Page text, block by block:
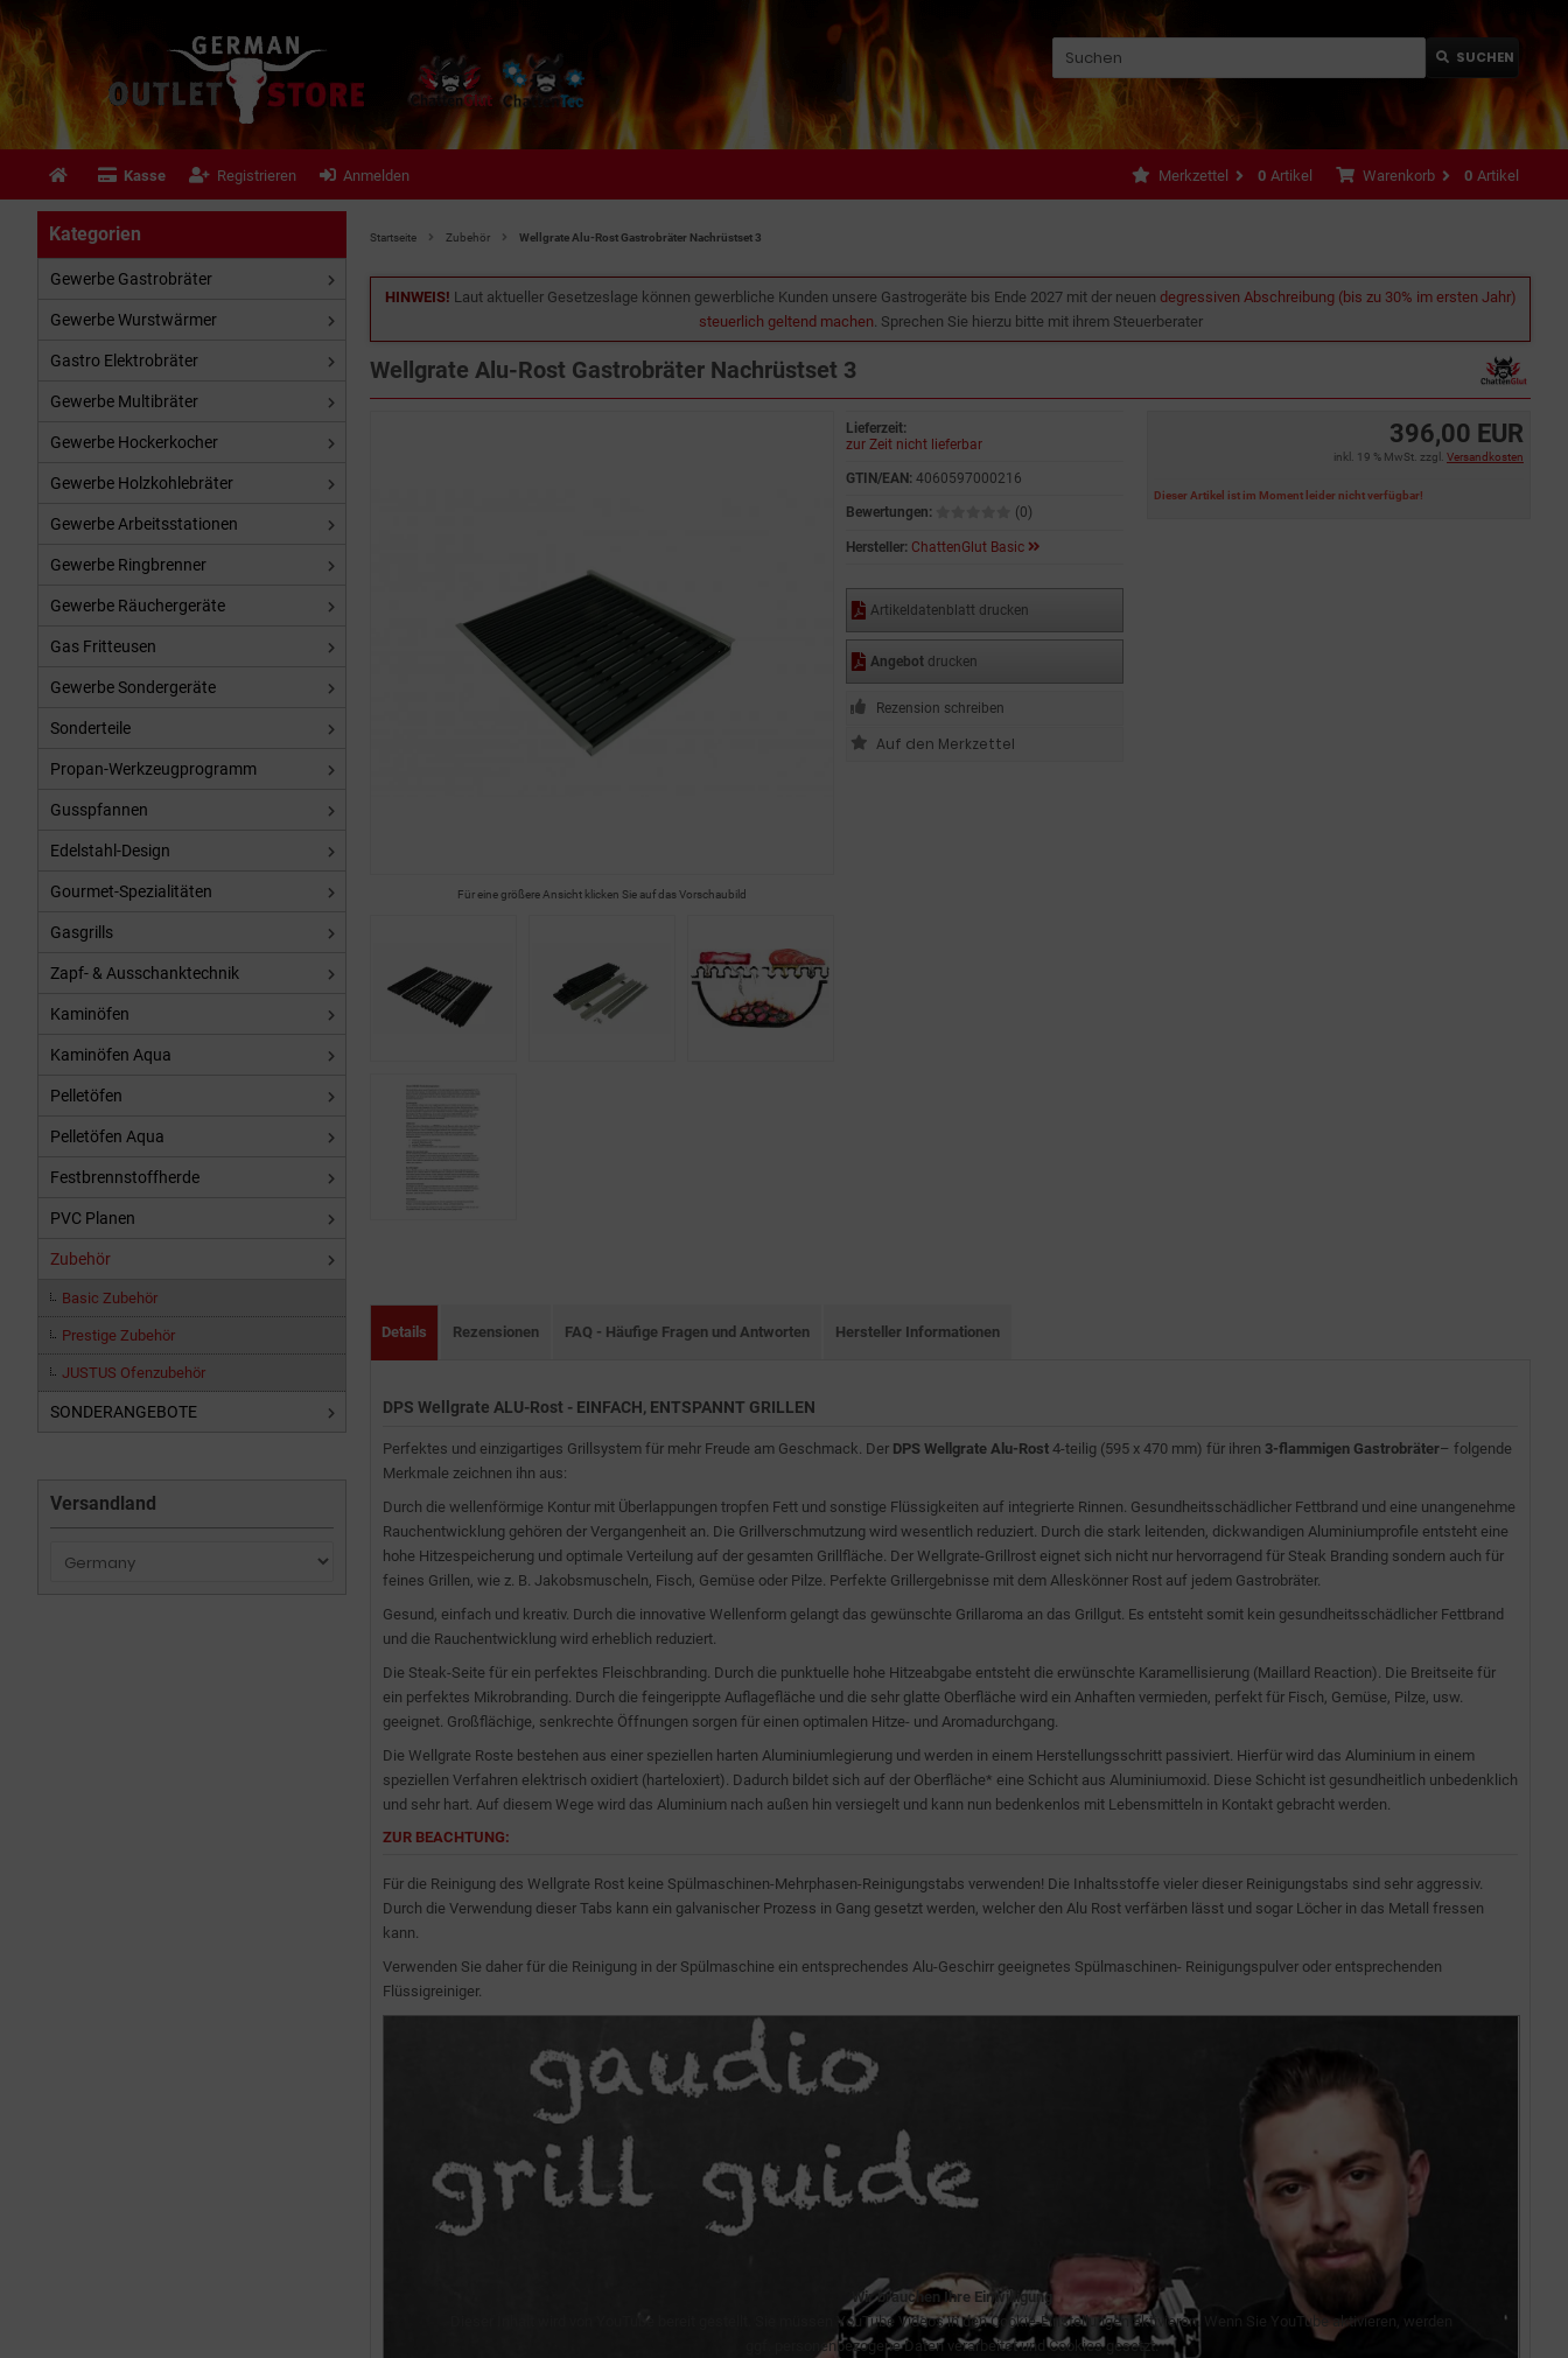
SUCHEN
Kasse Registrieren Anmelden Warenkorb 0 Artikel
Merkzettel 0 Artikel
Startseite Zubehör Wellgrate Alu-Rost Gastrobräter Nachrüstset 3
HINWEIS! Laut aktueller Gesetzeslage können gewerbliche Kunden unsere Gastrogeräte bis Ende 2027 mit der neuen degressiven Abschreibung (bis zu 30% im ersten Jahr)
steuerlich geltend machen. Sprechen Sie hierzu bitte mit ihrem Steuerberater
Wellgrate Alu-Rost Gastrobräter Nachrüstset 3
Für eine größere Ansicht klicken Sie auf das Vorschaubild
396,00 EUR
inkl. 19 % MwSt. zzgl. Versandkosten
Dieser Artikel ist im Moment leider nicht verfügbar!
Lieferzeit:
zur Zeit nicht lieferbar
GTIN/EAN: 4060597000216
Bewertungen: (0)
Hersteller: ChattenGlut Basic
Artikeldatenblatt drucken
Angebotdrucken
Rezension schreiben
Details Rezensionen FAQ - Häufige Fragen und Antworten Hersteller Informationen
DPS Wellgrate ALU-Rost - EINFACH, ENTSPANNT GRILLEN
Perfektes und einzigartiges Grillsystem für mehr Freude am Geschmack. Der DPS Wellgrate Alu-Rost 4-teilig (595 x 470 mm) für ihren 3-flammigen Gastrobräter– folgende
Merkmale zeichnen ihn aus:
Durch die wellenförmige Kontur mit Überlappungen tropfen Fett und sonstige Flüssigkeiten auf integrierte Rinnen. Gesundheitsschädlicher Fettbrand und eine unangenehme
Rauchentwicklung gehören der Vergangenheit an. Die Grillverschmutzung wird wesentlich reduziert. Durch die stark leitenden, dickwandigen Aluminiumprofile entsteht eine
hohe Hitzespeicherung und optimale Verteilung auf der gesamten Grillfläche. Der Wellgrate-Grillrost eignet sich nicht nur hervorragend für Steak Branding sondern auch für
feines Grillen, wie z. B. Jakobsmuscheln, Fisch, Gemüse oder Pilze. Perfekte Grillergebnisse mit dem Alleskönner Rost auf jedem Gastrobräter.
Gesund, einfach und kreativ. Durch die innovative Wellenform gelangt das gewünschte Grillaroma an das Grillgut. Es entsteht somit kein gesundheitsschädlicher Fettbrand
und die Rauchentwicklung wird erheblich reduziert.
Die Steak-Seite für ein perfektes Fleischbranding. Durch die punktuelle hohe Hitzeabgabe entsteht die erwünschte Karamellisierung (Maillard Reaction). Die Breitseite für
ein perfektes Mikrobranding. Durch die feingerippte Auflagefläche und die sehr glatte Oberfläche wird ein Anhaften vermieden, perfekt für Fisch, Gemüse, Pilze, usw.
geeignet. Großflächige, senkrechte Öffnungen sorgen für einen optimalen Hitze- und Aromadurchgang.
Die Wellgrate Roste bestehen aus einer speziellen harten Aluminiumlegierung und werden in einem Herstellungsschritt passiviert. Hierfür wird das Aluminium in einem
speziellen Verfahren elektrisch oxidiert (harteloxiert). Dadurch bildet sich auf der Oberfläche* eine Schicht aus Aluminiumoxid. Diese Schicht ist gesundheitlich unbedenklich
und sehr hart. Auf diesem Wege wird das Aluminium nach außen hin versiegelt und kann nun bedenkenlos mit Lebensmitteln in Kontakt gebracht werden.
ZUR BEACHTUNG:
Für die Reinigung des Wellgrate Rost keine Spülmaschinen-Mehrphasen-Reinigungstabs verwenden! Die Inhaltsstoffe vieler dieser Reinigungstabs sind sehr aggressiv.
Durch die Verwendung dieser Tabs kann ein galvanischer Prozess in Gang gesetzt werden, welcher den Alu Rost verfärben lässt und sogar Löcher in das Metall fressen
kann.
Verwenden Sie daher für die Reinigung in der Spülmaschine ein entsprechendes Alu-Geschirr geeignetes Spülmaschinen- Reinigungspulver oder entsprechenden
Flüssigreiniger.
Wir brauchen Ihre Einwilligung
Dieser Inhalt wird von YouTube bereit gestellt. Sie müssen YouTube Videos in den Cookie-Einstellungen aktivieren. Wenn Sie YouTube aktivieren, werden
ggf. personenbezogene Daten verarbeitet und Cookies gesetzt.
Kategorien
Gewerbe Gastrobräter
Gewerbe Wurstwärmer
Gastro Elektrobräter
Gewerbe Multibräter
Gewerbe Hockerkocher
Gewerbe Holzkohlebräter
Gewerbe Arbeitsstationen
Gewerbe Ringbrenner
Gewerbe Räuchergeräte
Gas Fritteusen
Gewerbe Sondergeräte
Sonderteile
Propan-Werkzeugprogramm
Gusspfannen
Edelstahl-Design
Gourmet-Spezialitäten
Gasgrills
Zapf- & Ausschanktechnik
Kaminöfen
Kaminöfen Aqua
Pelletöfen
Pelletöfen Aqua
Festbrennstoffherde
PVC Planen
Zubehör
Basic Zubehör
Prestige Zubehör
JUSTUS Ofenzubehör
SONDERANGEBOTE
Versandland